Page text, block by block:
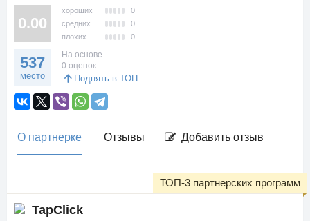
0.00
хороших
0
средних
0
плохих
0
537
место
На основе
0 оценок
Поднять в ТОП
О партнерке Отзывы Добавить отзыв
TapClick
ТОП-3 партнерских программ